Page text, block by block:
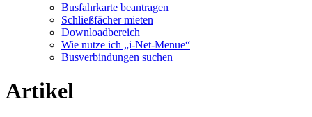
Busfahrkarte beantragen
Schließfächer mieten
Downloadbereich
Wie nutze ich „i-Net-Menue“
Busverbindungen suchen
Artikel